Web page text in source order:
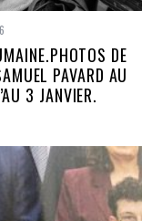
DE
PAVARD AU
3 JANVIER.